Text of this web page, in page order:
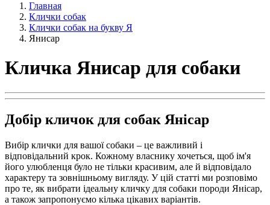
Главная
Клички собак
Клички собак на букву Я
Янисар
Кличка Янисар для собаки
Добір кличок для собак Янісар
Вибір клички для вашої собаки – це важливий і
відповідальний крок. Кожному власнику хочеться, щоб ім'я
його улюбленця було не тільки красивим, але й відповідало
характеру та зовнішньому вигляду. У цій статті ми розповімо
про те, як вибрати ідеальну кличку для собаки породи Янісар,
а також запропонуємо кілька цікавих варіантів.